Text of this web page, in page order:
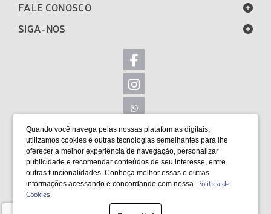
Quando você navega pelas nossas plataformas digitais,
utilizamos cookies e outras tecnologias semelhantes para lhe
oferecer a melhor experiência de navegação, personalizar
publicidade e recomendar conteúdos de seu interesse, entre
outras funcionalidades. Conheça melhor essas e outras
informações acessando e concordando com nossa Política de
Cookies
FALE CONOSCO
SIGA-NOS
LOCALIZAÇÃO
FORMAS DE PAGAMENTO